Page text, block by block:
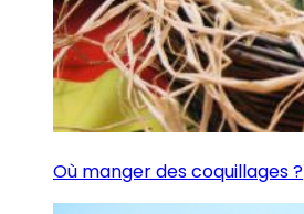
Où manger des coquillages ?